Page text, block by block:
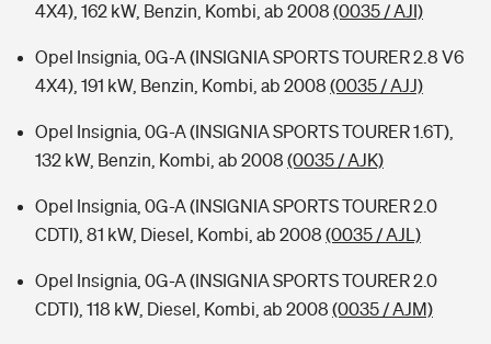
4X4), 162 kW, Benzin, Kombi, ab 2008 (0035 / AJI)
Opel Insignia, 0G-A (INSIGNIA SPORTS TOURER 2.8 V6
4X4), 191 kW, Benzin, Kombi, ab 2008 (0035 / AJJ)
Opel Insignia, 0G-A (INSIGNIA SPORTS TOURER 1.6T),
132 kW, Benzin, Kombi, ab 2008 (0035 / AJK)
Opel Insignia, 0G-A (INSIGNIA SPORTS TOURER 2.0
CDTI), 81 kW, Diesel, Kombi, ab 2008 (0035 / AJL)
Opel Insignia, 0G-A (INSIGNIA SPORTS TOURER 2.0
CDTI), 118 kW, Diesel, Kombi, ab 2008 (0035 / AJM)